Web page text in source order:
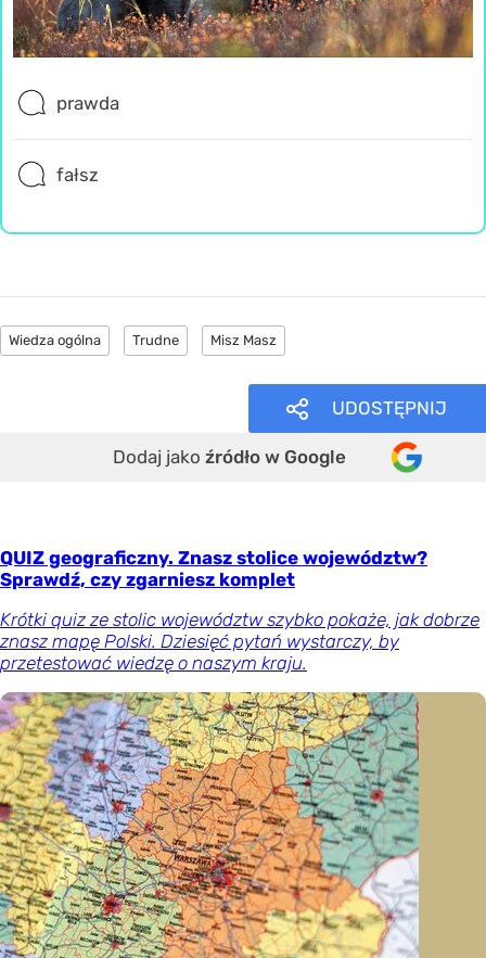
prawda
fałsz
Wiedza ogólna Trudne Misz Masz
UDOSTĘPNIJ
Dodaj jako źródło w Google
QUIZ geograficzny. Znasz stolice województw?
Sprawdź, czy zgarniesz komplet
Krótki quiz ze stolic województw szybko pokaże, jak dobrze
znasz mapę Polski. Dziesięć pytań wystarczy, by
przetestować wiedzę o naszym kraju.